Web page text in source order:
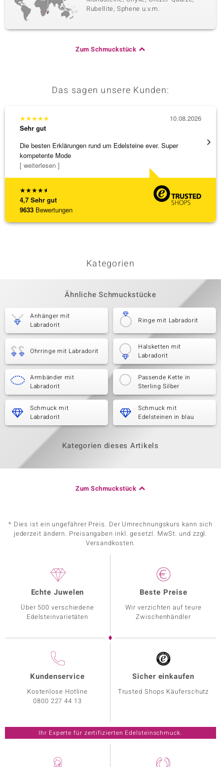
Rubellite, Sphene u.v.m.
Zum Schmuckstück
Das sagen unsere Kunden:
★★★★★
4,7 Sehr gut
9633 Bewertungen
★★★★★
Sehr gut
Die besten Erklärungen rund um Edelsteine ever. Super
kompetente Mode
[ weiterlesen ]
10.08.2026
Sehr
Kategorien
Ähnliche Schmuckstücke
Anhänger mit
Labradorit
Ringe mit Labradorit
Ohrringe mit Labradorit
Halsketten mit
Labradorit
Armbänder mit
Labradorit
Passende Kette in
Sterling Silber
Schmuck mit
Labradorit
Schmuck mit
Edelsteinen in blau
Kategorien dieses Artikels
Zum Schmuckstück
* Dies ist ein ungefährer Preis. Der Umrechnungskurs kann sich
jederzeit ändern. Preisangaben inkl. gesetzl. MwSt. und zzgl.
Versandkosten.
Echte Juwelen
Über 500 verschiedene
Edelsteinvarietäten
Beste Preise
Wir verzichten auf teure
Zwischenhändler
Kundenservice
Kostenlose Hotline
0800 227 44 13
Sicher einkaufen
Trusted Shops Käuferschutz
Ihr Experte für zertifizierten Edelsteinschmuck.